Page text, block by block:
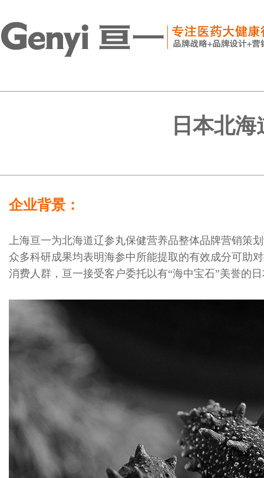
日本北
企业背景：
上海亘一为北海道辽参丸保健营养品整体品牌营销策
众多科研成果均表明海参中所能提取的有效成分可助
消费人群，亘一接受客户委托以有“海中宝石”美誉的